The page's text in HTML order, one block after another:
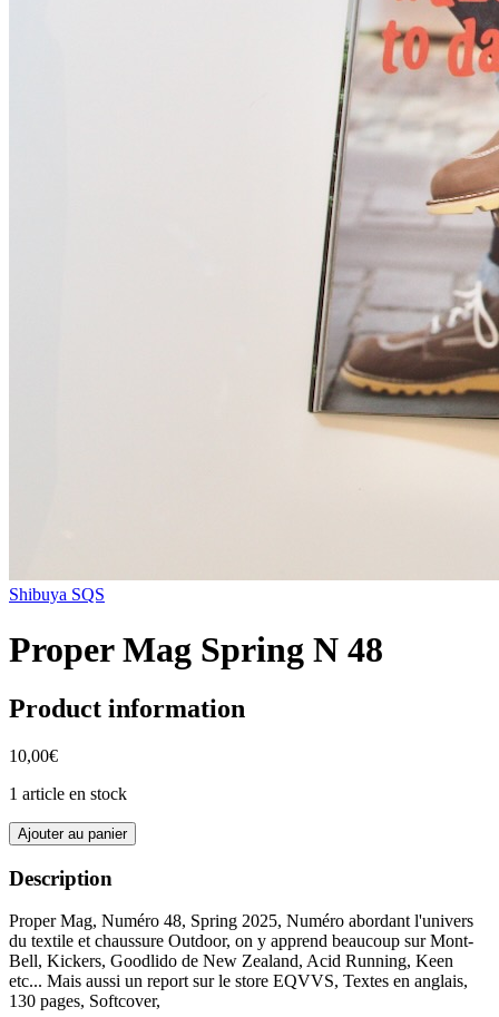
Shibuya SQS
Proper Mag Spring N 48
Product information
10,00€
1 article en stock
Ajouter au panier
Description
Proper Mag, Numéro 48, Spring 2025, Numéro abordant l'univers
du textile et chaussure Outdoor, on y apprend beaucoup sur Mont-
Bell, Kickers, Goodlido de New Zealand, Acid Running, Keen
etc... Mais aussi un report sur le store EQVVS, Textes en anglais,
130 pages, Softcover,